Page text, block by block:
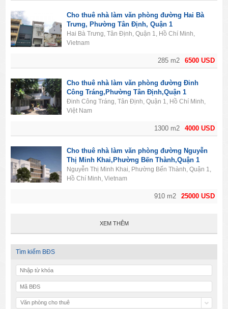
6500 USD
285 m2
Cho thuê nhà làm văn phòng đường Hai Bà
Trưng, Phường Tân Định, Quận 1
Hai Bà Trưng, Tân Định, Quận 1, Hồ Chí Minh,
Vietnam
4000 USD
1300 m2
Cho thuê nhà làm văn phòng đường Đinh
Công Tráng,Phường Tân Định,Quận 1
Đinh Công Tráng, Tân Định, Quận 1, Hồ Chí Minh,
Việt Nam
25000 USD
910 m2
Cho thuê nhà làm văn phòng đường Nguyễn
Thị Minh Khai,Phường Bến Thành,Quận 1
Nguyễn Thị Minh Khai, Phường Bến Thành, Quận 1,
Hồ Chí Minh, Vietnam
XEM THÊM
Tìm kiếm BĐS
Văn phòng cho thuê